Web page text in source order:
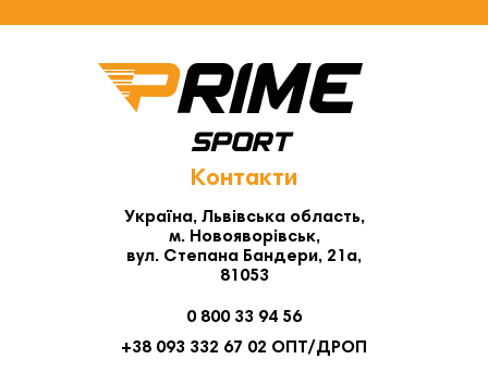
Контакти
Україна, Львівська область,
м. Новояворівськ,
вул. Степана Бандери, 21а,
81053
0 800 33 94 56
+38 093 332 67 02 ОПТ/ДРОП